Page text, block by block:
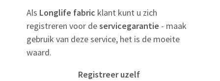
Als Longlife fabric klant kunt u zich
registreren voor deservicegarantie - maak
gebruik van deze service, het is de moeite
waard.
Registreer uzelf